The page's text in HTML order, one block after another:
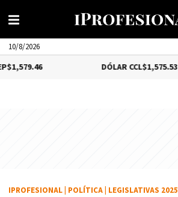
10/8/2026
$1,575.53
IPROFESIONAL POLÍTICA LEGISLATIVAS 2025